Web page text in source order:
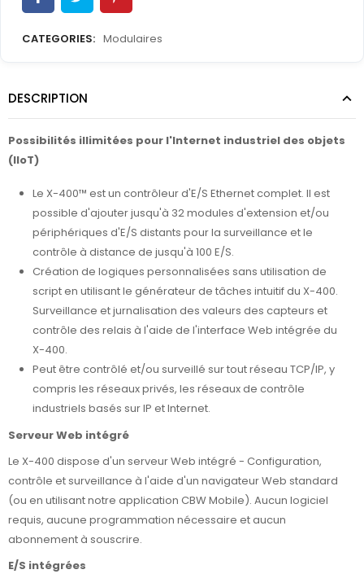
CATEGORIES: Modulaires
DESCRIPTION
Possibilités illimitées pour l'Internet industriel des objets
(IIoT)
Le X-400™ est un contrôleur d'E/S Ethernet complet. Il est
possible d'ajouter jusqu'à 32 modules d'extension et/ou
périphériques d'E/S distants pour la surveillance et le
contrôle à distance de jusqu'à 100 E/S.
Création de logiques personnalisées sans utilisation de
script en utilisant le générateur de tâches intuitif du X-400.
Surveillance et jurnalisation des valeurs des capteurs et
contrôle des relais à l'aide de l'interface Web intégrée du
X-400.
Peut être contrôlé et/ou surveillé sur tout réseau TCP/IP, y
compris les réseaux privés, les réseaux de contrôle
industriels basés sur IP et Internet.
Serveur Web intégré
Le X-400 dispose d'un serveur Web intégré - Configuration,
contrôle et surveillance à l'aide d'un navigateur Web standard
(ou en utilisant notre application CBW Mobile). Aucun logiciel
requis, aucune programmation nécessaire et aucun
abonnement à souscrire.
E/S intégrées